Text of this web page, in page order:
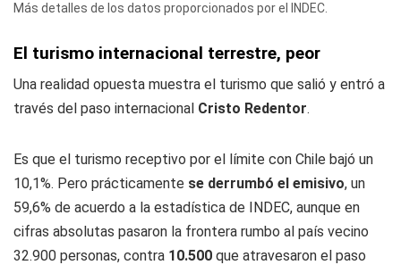
Más detalles de los datos proporcionados por el INDEC.
El turismo internacional terrestre, peor
Una realidad opuesta muestra el turismo que salió y entró a
través del paso internacional Cristo Redentor.
Es que el turismo receptivo por el límite con Chile bajó un
10,1%. Pero prácticamente se derrumbó el emisivo, un
59,6% de acuerdo a la estadística de INDEC, aunque en
cifras absolutas pasaron la frontera rumbo al país vecino
32.900 personas, contra 10.500 que atravesaron el paso